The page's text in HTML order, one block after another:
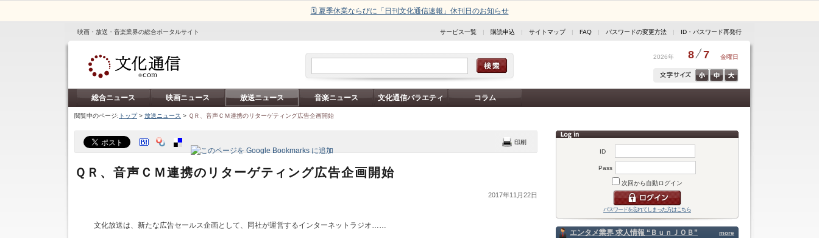
🗓️ 夏季休業ならびに「日刊文化通信速報」休刊日のお知らせ
映画・放送・音楽業界の総合ポータルサイト サービス一覧 | 購読申込 | サイトマップ| FAQ | パスワードの変更方法 | ID・パスワード再発行
2026年 8 7 金曜日
総合ニュース 映画ニュース 放送ニュース 音楽ニュース 文化通信バラエティ コラム
閲覧中のページ: トップ> 放送ニュース > ＱＲ、音声ＣＭ連携のリターゲティング広告企画開始
ID
Pass
次回から自動ログイン
パスワードを忘れてしまった方はこちら
more
エンタメ業界 求人情報 “ＢｕｎＪＯＢ”
ＱＲ、音声ＣＭ連携のリターゲティング広告企画開始
2017年11月22日
文化放送は、新たな広告セールス企画として、同社が運営するインターネットラジオ……